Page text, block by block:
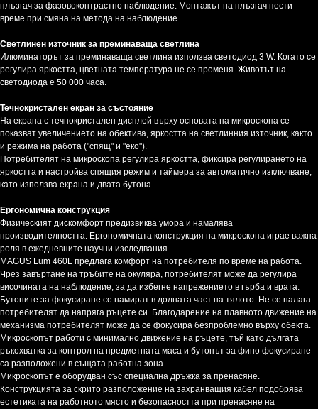
плъзгач за фазовоконтрастно наблюдение. Монтажът на плъзгач пести
време при смяна на метода на наблюдение.
Светлинен източник за преминаваща светлина
Илюминаторът за преминаваща светлина използва светодиод 3 W. Когато се
регулира яркостта, цветната температура не се променя. Животът на
светодиода е 50 000 часа.
Течнокристален екран за състояние
На екрана с течнокристален дисплей върху основата на микроскопа се
показват увеличението на обектива, яркостта на светлинния източник, както
и режима на работа ("спящ" и "еко").
Потребителят на микроскопа регулира яркостта, фиксира регулирането на
яркостта и настройва спящия режим и таймера за автоматично изключване,
като използва екрана и двата бутона.
Ергономична конструкция
Физическият дискомфорт предизвиква умора и намалява
производителността. Ергономичната конструкция на микроскопа играе важна
роля в ежедневните научни изследвания.
MAGUS Lum 460L предлага комфорт на потребителя по време на работа.
Чрез завъртане на тръбите на окуляра, потребителят може да регулира
височината на наблюдение, за да избегне напрежението в гърба и врата.
Бутоните за фокусиране се намират в долната част на тялото. Не се налага
потребителят да напряга ръцете си. Благодарение на плавното движение на
механизма потребителят може да се фокусира безпроблемно върху обекта.
Микроскопът работи с минимално движение на ръцете, тъй като дългата
ръкохватка за контрол на предметната маса и бутонът за фино фокусиране
са разположени в същата работна зона.
Микроскопът е оборудван със специална дръжка за пренасяне.
Конструкцията за скрито разположение на захранващия кабел подобрява
естетиката на работното място и безопасността при пренасяне на